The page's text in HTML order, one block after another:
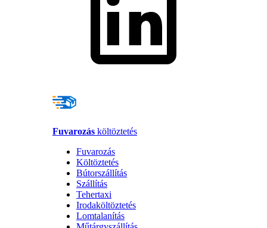
Fuvarozás költöztetés
Fuvarozás
Költöztetés
Bútorszállítás
Szállítás
Tehertaxi
Irodaköltöztetés
Lomtalanítás